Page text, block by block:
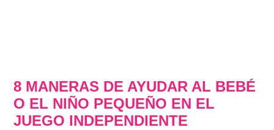
8 MANERAS DE AYUDAR AL BEBÉ
O EL NIÑO PEQUEÑO EN EL
JUEGO INDEPENDIENTE